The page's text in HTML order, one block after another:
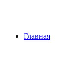
Главная